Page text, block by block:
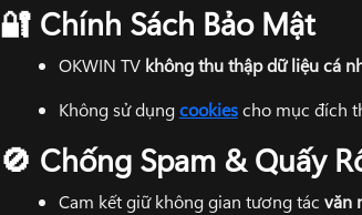
🔐 Chính Sách Bảo Mật
OKWIN TV không thu thập dữ liệu cá
Không sử dụngcookiescho mục đích
🚫 Chống Spam & Quấy
Cam kết giữ không gian tương tác văn